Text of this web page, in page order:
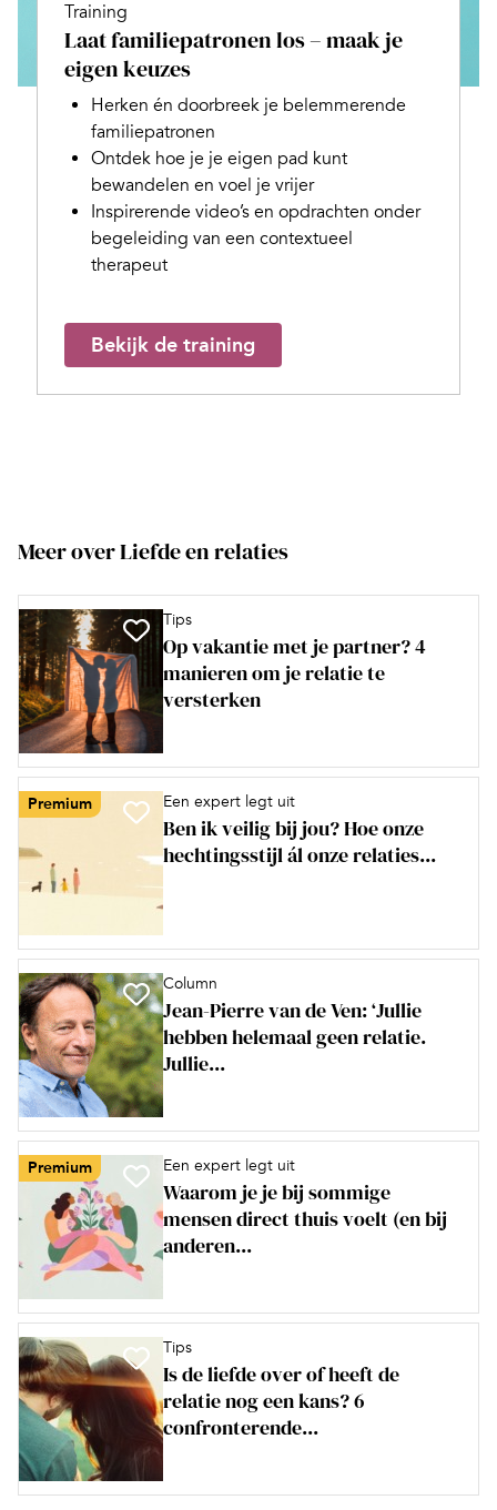
Training
Laat familiepatronen los – maak je
eigen keuzes
Herken én doorbreek je belemmerende
familiepatronen
Ontdek hoe je je eigen pad kunt
bewandelen en voel je vrijer
Inspirerende video’s en opdrachten onder
begeleiding van een contextueel
therapeut
Bekijk de training
Meer over Liefde en relaties
Tips
Op vakantie met je partner? 4
manieren om je relatie te
versterken
Premium Een expert legt uit
Ben ik veilig bij jou? Hoe onze
hechtingsstijl ál onze relaties...
Column
Jean-Pierre van de Ven: ‘Jullie
hebben helemaal geen relatie.
Jullie...
Premium Een expert legt uit
Waarom je je bij sommige
mensen direct thuis voelt (en bij
anderen...
Tips
Is de liefde over of heeft de
relatie nog een kans? 6
confronterende...